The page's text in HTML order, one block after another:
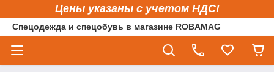
Цены указаны с учетом НДС!
Спецодежда и спецобувь в магазине ROBAMAG